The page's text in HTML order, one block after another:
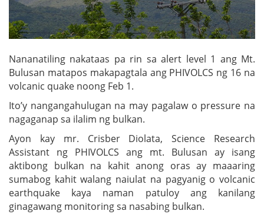
Nananatiling nakataas pa rin sa alert level 1 ang Mt.
Bulusan matapos makapagtala ang PHIVOLCS ng 16 na
volcanic quake noong Feb 1.
Ito’y nangangahulugan na may pagalaw o pressure na
nagaganap sa ilalim ng bulkan.
Ayon kay mr. Crisber Diolata, Science Research
Assistant ng PHIVOLCS ang mt. Bulusan ay isang
aktibong bulkan na kahit anong oras ay maaaring
sumabog kahit walang naiulat na pagyanig o volcanic
earthquake kaya naman patuloy ang kanilang
ginagawang monitoring sa nasabing bulkan.